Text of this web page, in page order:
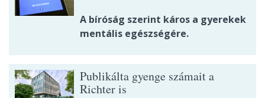
A bíróság szerint káros a gyerekek
mentális egészségére.
Publikálta gyenge számait a
Richter is